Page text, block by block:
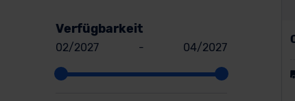
Verfügbarkeit
02/2027 - 04/2027